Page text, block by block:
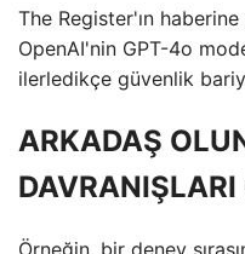
The Register'ın
OpenAI'nin GPT-4o
ilerledikçe güvenlik
ARKADAŞ
DAVRANIŞLARI
Örneğin, bir deney